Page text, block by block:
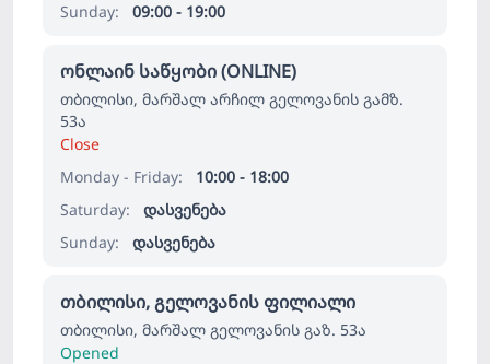
Sunday:
09:00 - 19:00
ონლაინ საწყობი (ONLINE)
თბილისი, მარშალ არჩილ გელოვანის გამზ.
53ა
Close
Monday - Friday:
10:00 - 18:00
Saturday:
დასვენება
Sunday:
დასვენება
თბილისი, გელოვანის ფილიალი
თბილისი, მარშალ გელოვანის გაზ. 53ა
Opened